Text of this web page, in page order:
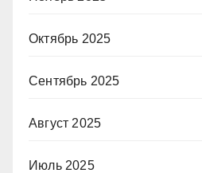
Октябрь 2025
Сентябрь 2025
Август 2025
Июль 2025